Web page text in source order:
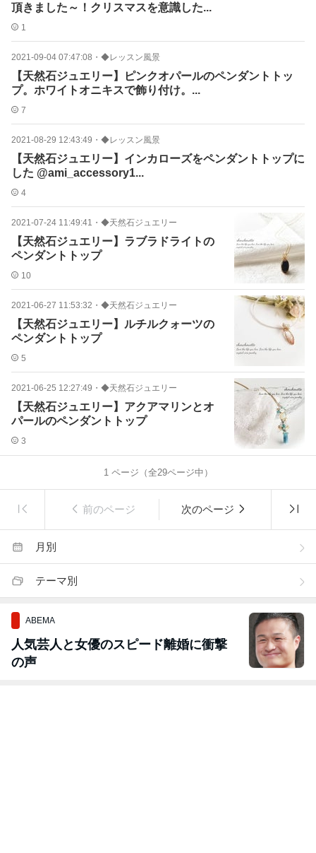
頂きました～！クリスマスを意識した...
1
2021-09-04 07:47:08 ・ ◆レッスン風景
【天然石ジュエリー】ピンクオパールのペンダントトッ
プ。ホワイトオニキスで飾り付け。...
7
2021-08-29 12:43:49 ・ ◆レッスン風景
【天然石ジュエリー】インカローズをペンダントトップに
した @ami_accessory1...
4
2021-07-24 11:49:41 ・ ◆天然石ジュエリー
【天然石ジュエリー】ラブラドライトの
ペンダントトップ
10
2021-06-27 11:53:32 ・ ◆天然石ジュエリー
【天然石ジュエリー】ルチルクォーツの
ペンダントトップ
5
2021-06-25 12:27:49 ・ ◆天然石ジュエリー
【天然石ジュエリー】アクアマリンとオ
パールのペンダントトップ
3
1ページ（全29ページ中）
前のページ 次のページ
月別
テーマ別
ABEMA
人気芸人と女優のスピード離婚に衝撃
の声